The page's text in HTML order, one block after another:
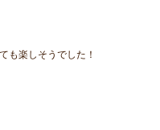
も楽しそうでした！